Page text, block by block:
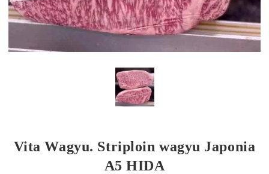
Vita Wagyu. Striploin wagyu Japonia
A5 HIDA